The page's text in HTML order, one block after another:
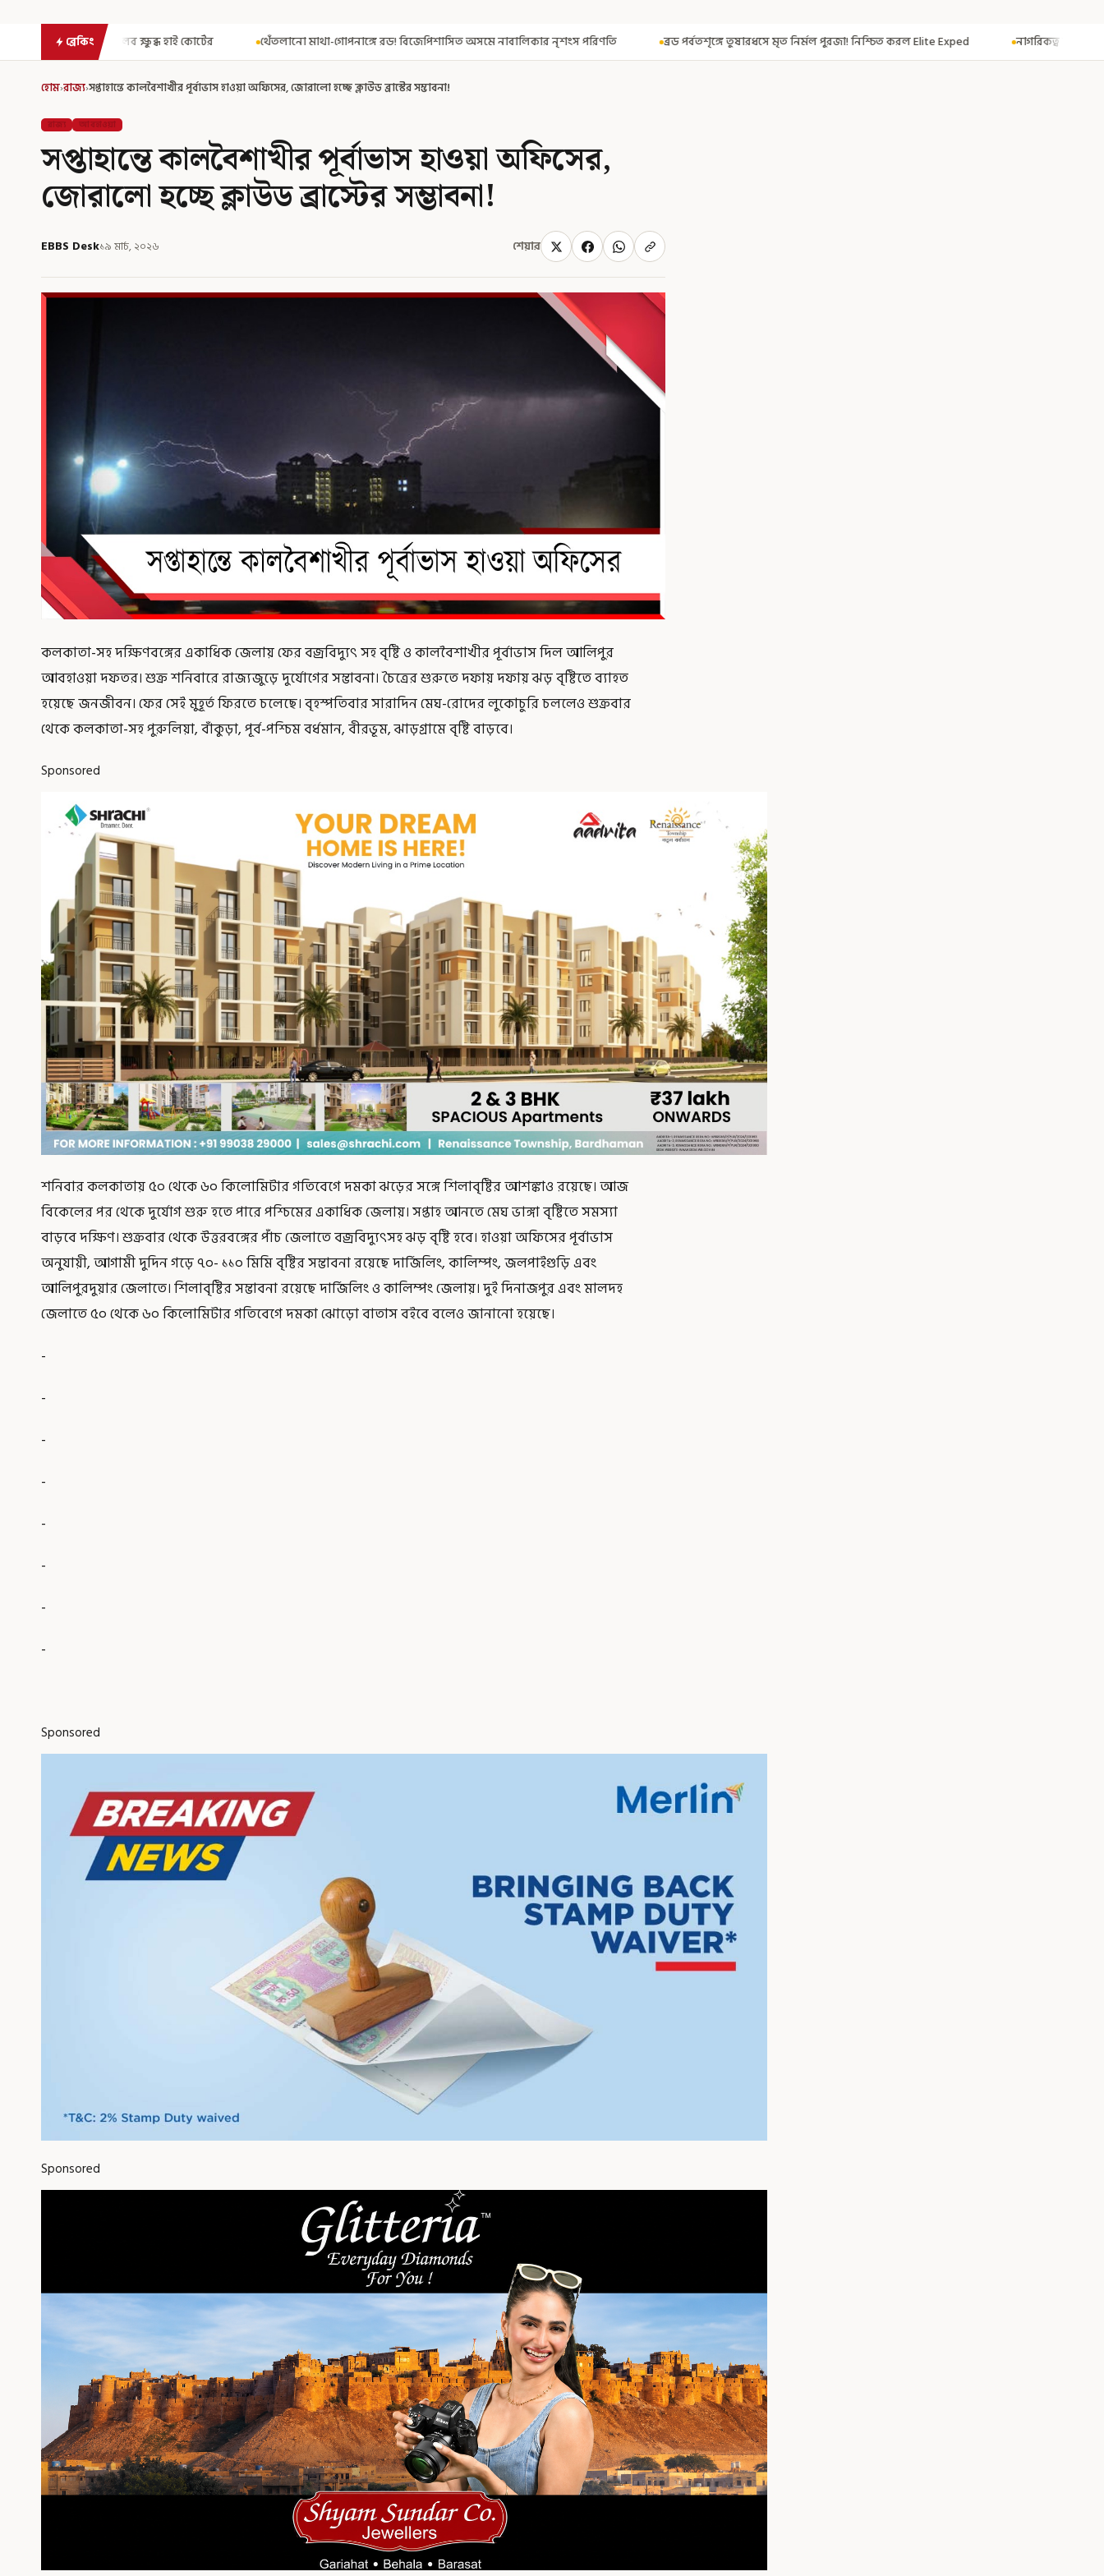
ব্রেকিং
হাই কোর্টের থেঁতলানো মাথা-গোপনাঙ্গে রড! বিজেপিশাসিত অসমে নাবালিকার নৃশংস পরিণতি ব্রড পর্বতশৃঙ্গে তুষারধসে মৃত নির্মল পুরজা! নিশ্চিত করল Elite Exped নাগরিকত্ব দিতেই CAA! ৩০০ মতুয়াকে নাগরিকত্বের
হোম›রাজ্য›সপ্তাহান্তে কালবৈশাখীর পূর্বাভাস হাওয়া অফিসের, জোরালো হচ্ছে ক্লাউড ব্রাস্টের সম্ভাবনা!
রাজ্য আবহাওয়া
সপ্তাহান্তে কালবৈশাখীর পূর্বাভাস হাওয়া অফিসের,
জোরালো হচ্ছে ক্লাউড ব্রাস্টের সম্ভাবনা!
EBBS Desk১৯ মার্চ, ২০২৬ শেয়ার
কলকাতা-সহ দক্ষিণবঙ্গের একাধিক জেলায় ফের বজ্রবিদ্যুৎ সহ বৃষ্টি ও কালবৈশাখীর পূর্বাভাস দিল আলিপুর
আবহাওয়া দফতর। শুক্র শনিবারে রাজ্যজুড়ে দুর্যোগের সম্ভাবনা। চৈত্রের শুরুতে দফায় দফায় ঝড় বৃষ্টিতে ব্যাহত
হয়েছে জনজীবন। ফের সেই মুহূর্ত ফিরতে চলেছে। বৃহস্পতিবার সারাদিন মেঘ-রোদের লুকোচুরি চললেও শুক্রবার
থেকে কলকাতা-সহ পুরুলিয়া, বাঁকুড়া, পূর্ব-পশ্চিম বর্ধমান, বীরভূম, ঝাড়গ্রামে বৃষ্টি বাড়বে।
Sponsored
শনিবার কলকাতায় ৫০ থেকে ৬০ কিলোমিটার গতিবেগে দমকা ঝড়ের সঙ্গে শিলাবৃষ্টির আশঙ্কাও রয়েছে। আজ
বিকেলের পর থেকে দুর্যোগ শুরু হতে পারে পশ্চিমের একাধিক জেলায়। সপ্তাহ আনতে মেঘ ভাঙ্গা বৃষ্টিতে সমস্যা
বাড়বে দক্ষিণ। শুক্রবার থেকে উত্তরবঙ্গের পাঁচ জেলাতে বজ্রবিদ্যুৎসহ ঝড় বৃষ্টি হবে। হাওয়া অফিসের পূর্বাভাস
অনুযায়ী, আগামী দুদিন গড়ে ৭০- ১১০ মিমি বৃষ্টির সম্ভাবনা রয়েছে দার্জিলিং, কালিম্পং, জলপাইগুড়ি এবং
আলিপুরদুয়ার জেলাতে। শিলাবৃষ্টির সম্ভাবনা রয়েছে দার্জিলিং ও কালিম্পং জেলায়। দুই দিনাজপুর এবং মালদহ
জেলাতে ৫০ থেকে ৬০ কিলোমিটার গতিবেগে দমকা ঝোড়ো বাতাস বইবে বলেও জানানো হয়েছে।
-
-
-
-
-
-
-
-
Sponsored
Sponsored